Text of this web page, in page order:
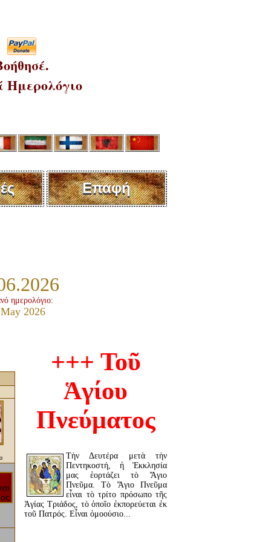
Επαφή
ημερολόγιο:
2026
+++ Τοῦ
Ἁγίου
Πνεύματος
Τὴν Δευτέρα μετὰ τὴν
Πεντηκοστή, ἡ Ἐκκλησία
μας ἑορτάζει τὸ Ἅγιο
Πνεῦμα. Τὸ Ἅγιο Πνεῦμα
εἶναι τὸ τρίτο πρόσωπο τῆς
Ἁγίας Τριάδος, τὸ ὁποῖο ἐκπορεύεται ἐκ
τοῦ Πατρός. Εἶναι ὁμοούσιο...